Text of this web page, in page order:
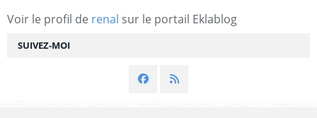
SUIVEZ-MOI
Voir le profil de renal sur le portail Eklablog